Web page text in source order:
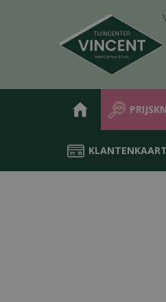
Home Producten Tuin
KLANTENKAART